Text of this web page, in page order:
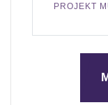
PROJEKT